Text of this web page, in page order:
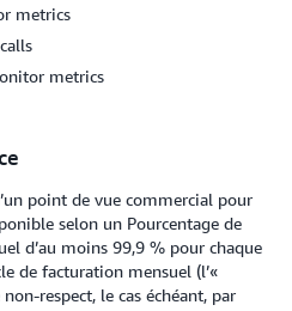
metrics
metrics
point de vue commercial pour
selon un Pourcentage de
d’au moins 99,9 % pour chaque
de facturation mensuel (l’«
respect, le cas échéant, par